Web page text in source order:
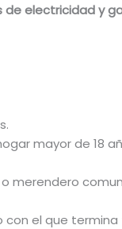
de electricidad y
mayor de 18
el que termina